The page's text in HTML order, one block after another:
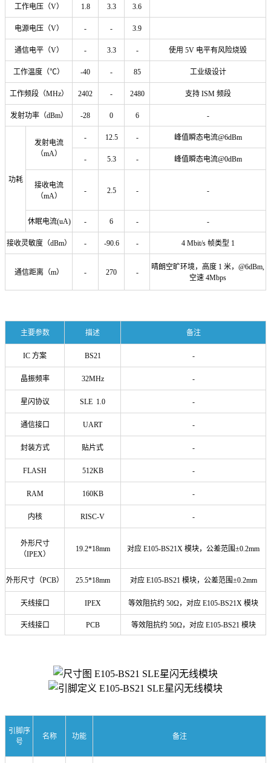
工作电压（V） 1.8 3.3 3.6
电源电压（V） - - 3.9
通信电平（V） - 3.3 - 使用 5V 电平有风险烧毁
工作温度（℃） -40 - 85 工业级设计
工作频段（MHz） 2402 - 2480 支持 ISM 频段
发射功率（dBm） -28 0 6 -
功耗
发射电流
（mA）
- 12.5 - 峰值瞬态电流@6dBm
- 5.3 - 峰值瞬态电流@0dBm
接收电流
（mA）
- 2.5 - -
休眠电流(uA) - 6 - -
接收灵敏度（dBm） - -90.6 - 4 Mbit/s 帧类型 1
通信距离（m） - 270 -
晴朗空旷环境，高度 1 米，@6dBm,
空速 4Mbps
主要参数 描述 备注
IC 方案 BS21 -
晶振频率 32MHz -
星闪协议 SLE 1.0 -
通信接口 UART -
封装方式 贴片式 -
FLASH 512KB -
RAM 160KB -
内核 RISC-V -
外形尺寸
（IPEX）
19.2*18mm 对应 E105-BS21X 模块，公差范围±0.2mm
外形尺寸（PCB） 25.5*18mm 对应 E105-BS21 模块，公差范围±0.2mm
天线接口 IPEX 等效阻抗约 50Ω，对应 E105-BS21X 模块
天线接口 PCB 等效阻抗约 50Ω，对应 E105-BS21 模块
引脚序
号
名称 功能 备注